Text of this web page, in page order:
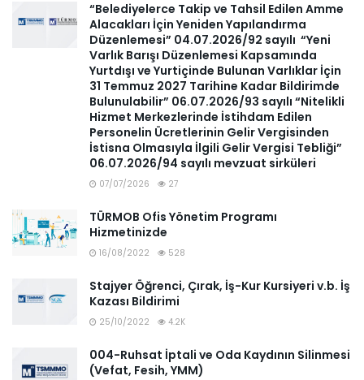
“Belediyelerce Takip ve Tahsil Edilen Amme
Alacakları İçin Yeniden Yapılandırma
Düzenlemesi” 04.07.2026/92 sayılı “Yeni
Varlık Barışı Düzenlemesi Kapsamında
Yurtdışı ve Yurtiçinde Bulunan Varlıklar İçin
31 Temmuz 2027 Tarihine Kadar Bildirimde
Bulunulabilir” 06.07.2026/93 sayılı “Nitelikli
Hizmet Merkezlerinde İstihdam Edilen
Personelin Ücretlerinin Gelir Vergisinden
İstisna Olmasıyla İlgili Gelir Vergisi Tebliği”
06.07.2026/94 sayılı mevzuat sirküleri
07/07/2026 27
TÜRMOB Ofis Yönetim Programı
Hizmetinizde
16/08/2022 528
Stajyer Öğrenci, Çırak, İş-Kur Kursiyeri v.b. İş
Kazası Bildirimi
25/10/2022 4.2K
004-Ruhsat İptali ve Oda Kaydının Silinmesi
(Vefat, Fesih, YMM)